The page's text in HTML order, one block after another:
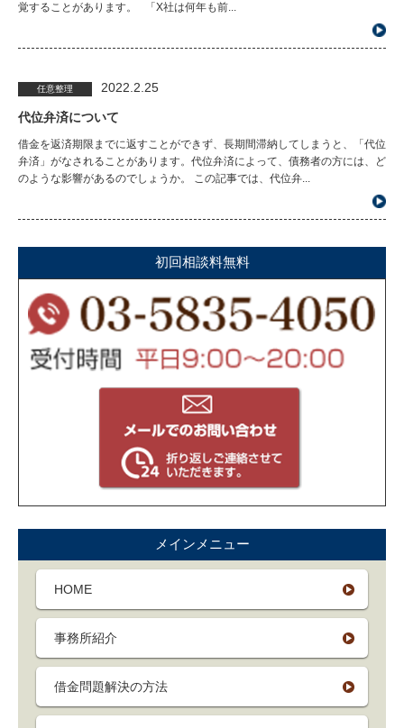
覚することがあります。 「X社は何年も前...
任意整理 2022.2.25
代位弁済について
借金を返済期限までに返すことができず、長期間滞納してしまうと、「代位
弁済」がなされることがあります。代位弁済によって、債務者の方には、ど
のような影響があるのでしょうか。 この記事では、代位弁...
初回相談料無料
メインメニュー
HOME
事務所紹介
借金問題解決の方法